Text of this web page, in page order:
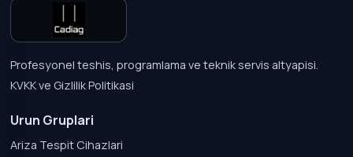
Profesyonel teshis, programlama ve teknik servis altyapisi.
KVKK ve Gizlilik Politikasi
Urun Gruplari
Ariza Tespit Cihazlari